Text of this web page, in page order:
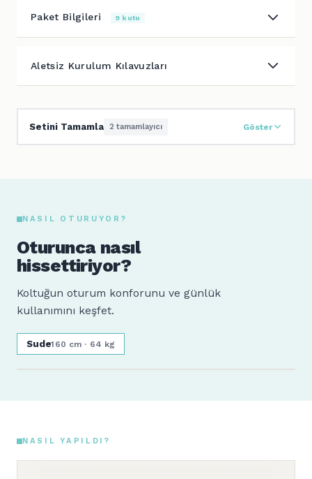
Paket Bilgileri 9 kutu
Aletsiz Kurulum Kılavuzları
Setini Tamamla 2 tamamlayıcı Göster
NASIL OTURUYOR?
Oturunca nasıl
hissettiriyor?
Koltuğun oturum konforunu ve günlük
kullanımını keşfet.
Sude160 cm · 64 kg
NASIL YAPILDI?